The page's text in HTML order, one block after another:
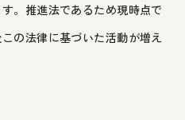
。推進法であるため現時点で
の法律に基づいた活動が増え